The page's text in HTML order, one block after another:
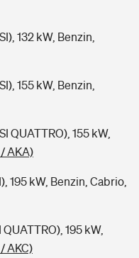
132 kW, Benzin,
155 kW, Benzin,
QUATTRO), 155 kW,
AKA)
195 kW, Benzin, Cabrio,
195 kW,
AKC)